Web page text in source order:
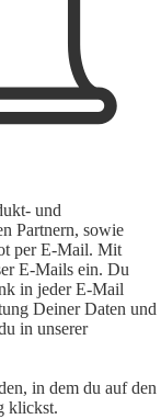
und
Partnern, sowie
per E-Mail. Mit
E-Mails ein. Du
in jeder E-Mail
Deiner Daten und
in unserer
in dem du auf den
klickst.